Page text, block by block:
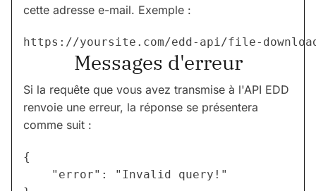
cette adresse e-mail. Exemple :
https://yoursite.com/edd-api/file-download-
Messages d'erreur
Si la requête que vous avez transmise à l'API EDD
renvoie une erreur, la réponse se présentera
comme suit :
{
    "error": "Invalid query!"